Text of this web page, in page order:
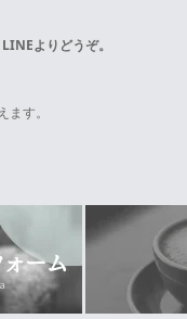
よりどうぞ。
す。